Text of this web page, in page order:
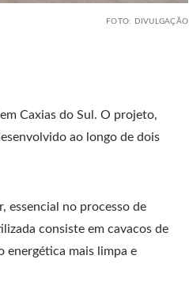
FOTO: DIVULGAÇÃO
Caxias do Sul. O projeto,
ao longo de dois
essencial no processo de
consiste em cavacos de
energética mais limpa e